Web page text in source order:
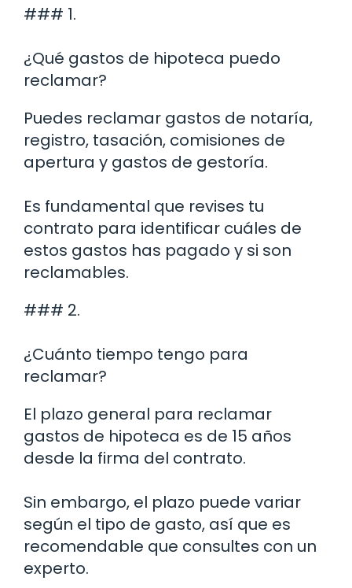
### 1.
¿Qué gastos de hipoteca puedo
reclamar?
Puedes reclamar gastos de notaría,
registro, tasación, comisiones de
apertura y gastos de gestoría.
Es fundamental que revises tu
contrato para identificar cuáles de
estos gastos has pagado y si son
reclamables.
### 2.
¿Cuánto tiempo tengo para
reclamar?
El plazo general para reclamar
gastos de hipoteca es de 15 años
desde la firma del contrato.
Sin embargo, el plazo puede variar
según el tipo de gasto, así que es
recomendable que consultes con un
experto.